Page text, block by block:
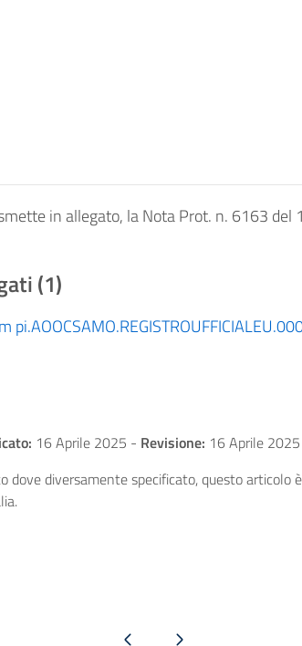
in allegato, la Nota Prot. n. 6163 del
(1)
m
16 Aprile 2025 - Revisione: 16 Aprile 2025
dove diversamente specificato, questo
Pagina precedentePagina successiva